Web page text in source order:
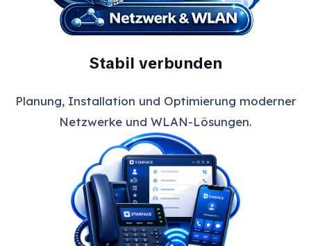
Stabil verbunden
Planung, Installation und Optimierung moderner
Netzwerke und WLAN-Lösungen.